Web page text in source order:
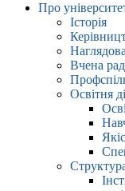
Про
Історія
Вчена
Освітня